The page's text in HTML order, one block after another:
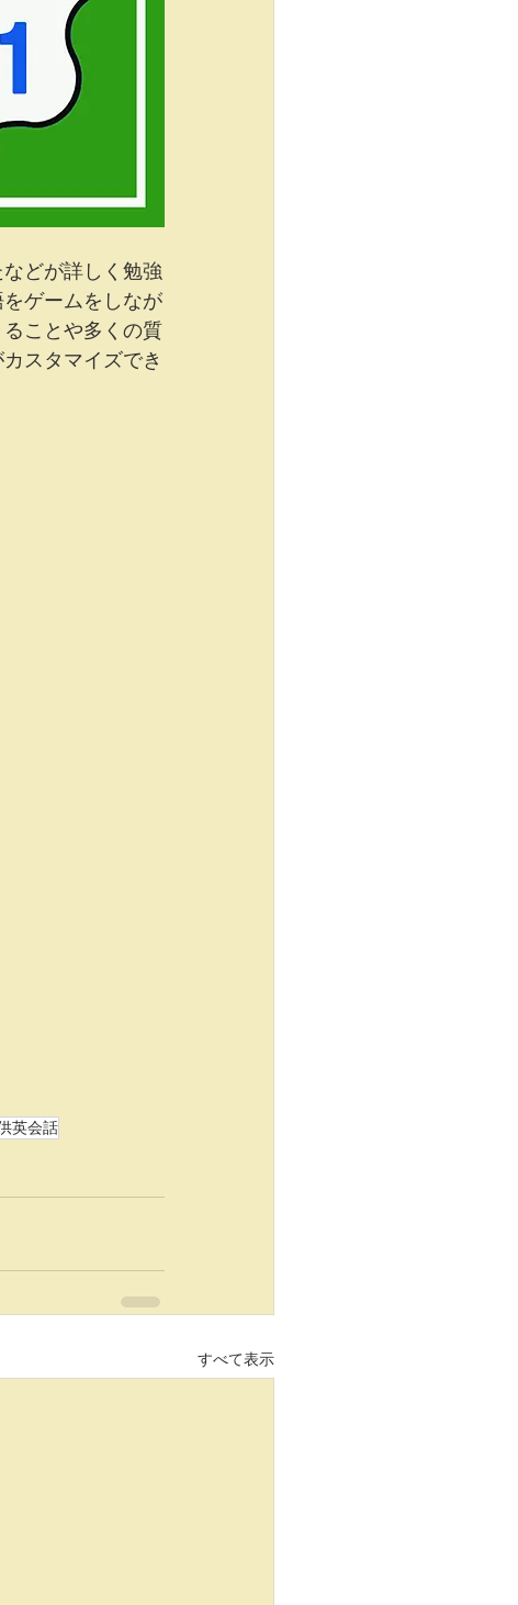
どが詳しく勉強
ゲームをしなが
ことや多くの質
スタマイズでき
英会話
すべて表示